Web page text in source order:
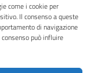
come i cookie per
Il consenso a queste
di navigazione
può influire
| Realizzato da